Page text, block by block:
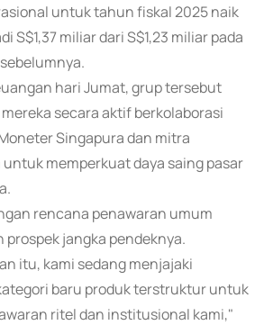
untuk tahun fiskal 2025 naik
S$1,37 miliar dari S$1,23 miliar pada
hari Jumat, grup tersebut
secara aktif berkolaborasi
Singapura dan mitra
memperkuat daya saing pasar
rencana penawaran umum
prospek jangka pendeknya.
itu, kami sedang menjajaki
baru produk terstruktur untuk
ritel dan institusional kami,"